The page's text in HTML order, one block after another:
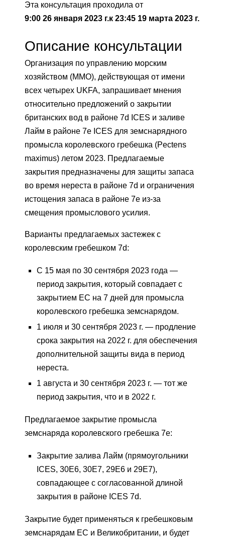
Эта консультация проходила от
9:00 26 января 2023 г.к 23:45 19 марта 2023 г.
Описание консультации
Организация по управлению морским
хозяйством (MMO), действующая от имени
всех четырех UKFA, запрашивает мнения
относительно предложений о закрытии
британских вод в районе 7d ICES и заливе
Лайм в районе 7e ICES для земснарядного
промысла королевского гребешка (Pectens
maximus) летом 2023. Предлагаемые
закрытия предназначены для защиты запаса
во время нереста в районе 7d и ограничения
истощения запаса в районе 7e из-за
смещения промыслового усилия.
Варианты предлагаемых застежек с
королевским гребешком 7d:
С 15 мая по 30 сентября 2023 года —
период закрытия, который совпадает с
закрытием ЕС на 7 дней для промысла
королевского гребешка земснарядом.
1 июля и 30 сентября 2023 г. — продление
срока закрытия на 2022 г. для обеспечения
дополнительной защиты вида в период
нереста.
1 августа и 30 сентября 2023 г. — тот же
период закрытия, что и в 2022 г.
Предлагаемое закрытие промысла
земснаряда королевского гребешка 7e:
Закрытие залива Лайм (прямоугольники
ICES, 30E6, 30E7, 29E6 и 29E7),
совпадающее с согласованной длиной
закрытия в районе ICES 7d.
Закрытие будет применяться к гребешковым
земснарядам ЕС и Великобритании, и будет